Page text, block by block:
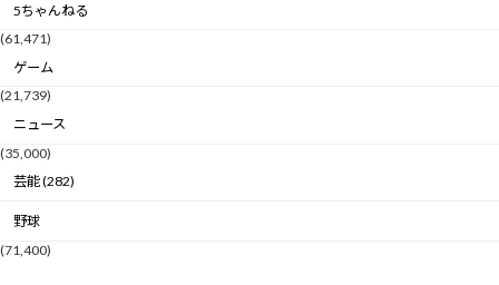
5ちゃんねる
(61,471)
ゲーム
(21,739)
ニュース
(35,000)
芸能 (282)
野球
(71,400)